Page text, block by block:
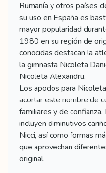
Rumanía y otros países
su uso en España es
mayor popularidad
1980 en su región de
conocidas destacan la
la gimnasta Nicoleta
Nicoleta Alexandru.
Los apodos para
acortar este nombre de
familiares y de
incluyen diminutivos
Nicci, así como formas
que aprovechan
original.